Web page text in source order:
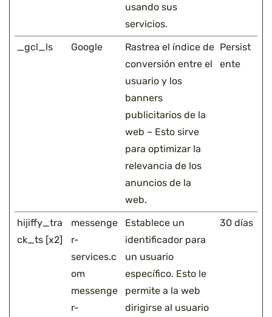
usando sus
servicios.
_gcl_ls Google
Rastrea el índice de
conversión entre el
usuario y los
banners
publicitarios de la
web – Esto sirve
para optimizar la
relevancia de los
anuncios de la
web.
Persist
ente
hijiffy_tra
ck_ts [x2]
messenge
r-
services.c
om
messenge
r-
Establece un
identificador para
un usuario
específico. Esto le
permite a la web
dirigirse al usuario
30 días